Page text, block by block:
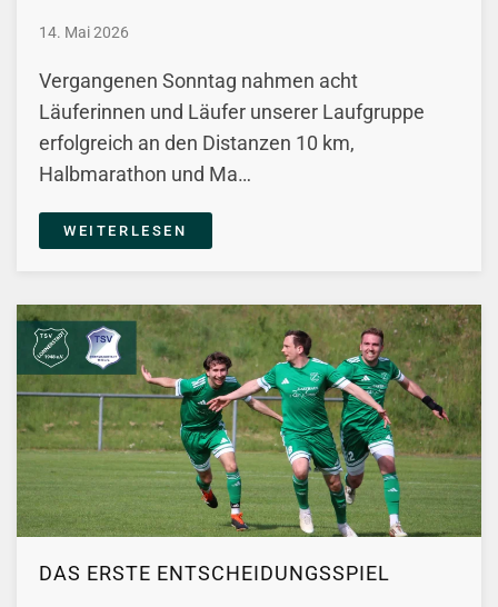
14. Mai 2026
Vergangenen Sonntag nahmen acht
Läuferinnen und Läufer unserer Laufgruppe
erfolgreich an den Distanzen 10 km,
Halbmarathon und Ma…
WEITERLESEN
DAS ERSTE ENTSCHEIDUNGSSPIEL